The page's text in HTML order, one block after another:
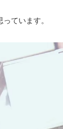
ています。